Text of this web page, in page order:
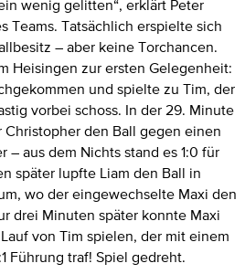
wenig gelitten“, erklärt Peter
Teams. Tatsächlich erspielte sich
– aber keine Torchancen.
Heisingen zur ersten Gelegenheit:
und spielte zu Tim, der
vorbei schoss. In der 29. Minute
den Ball gegen einen
– aus dem Nichts stand es 1:0 für
später lupfte Liam den Ball in
wo der eingewechselte Maxi den
drei Minuten später konnte Maxi
von Tim spielen, der mit einem
Führung traf! Spiel gedreht.